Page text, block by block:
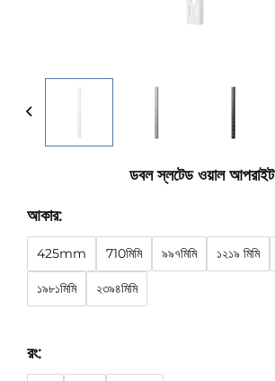
ডবল স্লটেড ওয়াল আপরাইট
আকার:
425mm 710মিমি ৯৯৭মিমি ১২১৯ মিমি
১৯৮১মিমি ২৩৯৪মিমি
রং: